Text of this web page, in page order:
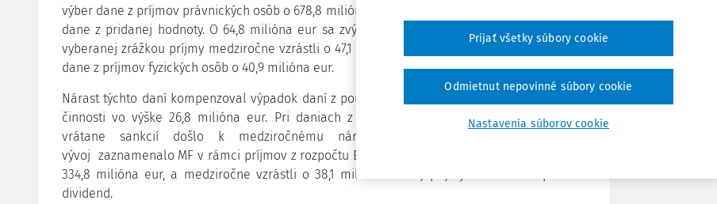
výber dane z príjmov právnických osôb o 678,8 milióna eur, o 585,8 milióna eur vzrástol výber
dane z pridanej hodnoty. O 64,8 milióna eur sa zvýšili príjmy zo spotrebných daní, pri dani
vyberanej zrážkou príjmy medziročne vzrástli o 47,1 milióna eur a rovnako sa zvýšil príjem z
dane z príjmov fyzických osôb o 40,9 milióna eur.
Nárast týchto daní kompenzoval výpadok daní z používania tovarov a z povolenia na výkon
činnosti vo výške 26,8 milióna eur. Pri daniach z medzinárodného obchodu a transakcií
vrátane sankcií došlo k medziročnému nárastu o 7,5 milióna eur. Pozitívny
vývoj zaznamenalo MF v rámci príjmov z rozpočtu EÚ, kde došlo k medziročnému nárastu o
334,8 milióna eur, a medziročne vzrástli o 38,1 milióna eur aj príjmy štátneho rozpočtu z
dividend.
Nastavenia súborov cookie
Odmietnut nepovinné súbory cookie
Prijať všetky súbory cookie